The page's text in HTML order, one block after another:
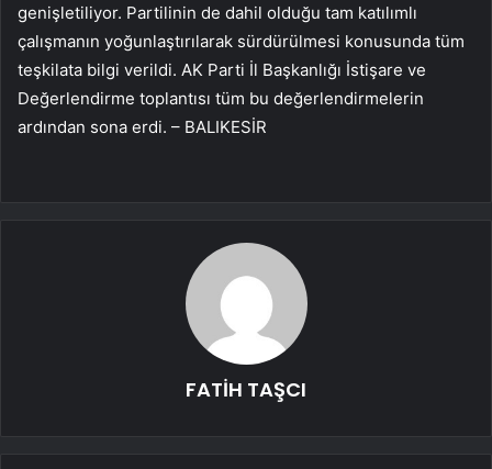
genişletiliyor. Partilinin de dahil olduğu tam katılımlı
çalışmanın yoğunlaştırılarak sürdürülmesi konusunda tüm
teşkilata bilgi verildi. AK Parti İl Başkanlığı İstişare ve
Değerlendirme toplantısı tüm bu değerlendirmelerin
ardından sona erdi. – BALIKESİR
FATİH TAŞCI